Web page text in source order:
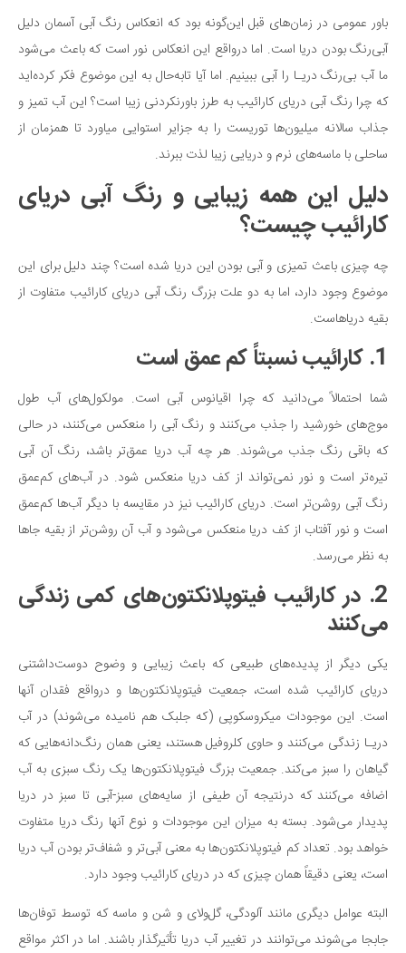
تغذیه سالم
بهداشت
بیماری و درمان
کودک و مادر
ورزش و تندرستی
روانشناسی
مراکز پزشکی و دارویی
فرهنگ و هنر
سینما و تئاتر
تلویزیون
موسیقی
چهره‌ها
عکاسی و هنرهای تجسمی
کتاب و کتاب‌خوانی
تاریخ
معماری
علمی
فناوری‌ها
نجوم و هوا فضا
زمین و محیط زیست
خودرو
سرگرمی
دانستنی‌ها
بازی
طنز
فال
مسابقه
اخبار
باور عمومی در زمان‌های قبل این‌گونه بود که انعکاس رنگ آبی آسمان دلیل
آبی‌رنگ بودن دریا است. اما درواقع این انعکاس نور است که باعث می‌شود
ما آب بی‌رنگ دریـا را آبی ببینیم. اما آیا تابه‌حال به این موضوع فکر کرده‌اید
که چرا رنگ آبی دریای کارائیب به طرز باورنکردنی زیبا است؟ این آب تمیز و
جذاب سالانه میلیون‌ها توریست را به جزایر استوایی میاورد تا همزمان از
ساحلی با ماسه‌های نرم و دریایی زیبا لذت ببرند.
دلیل این همه زیبایی و رنگ آبی دریای
کارائیب چیست؟
چه چیزی باعث تمیزی و آبی بودن این دریا شده است؟ چند دلیل برای این
موضوع وجود دارد، اما به دو علت بزرگ رنگ آبی دریای کارائیب متفاوت از
بقیه دریاهاست.
1. کارائیب نسبتاً کم عمق است
شما احتمالاً می‌دانید که چرا اقیانوس آبی است. مولکول‌های آب طول
موج‌های خورشید را جذب می‌کنند و رنگ آبی را منعکس می‌کنند، در حالی
که باقی رنگ جذب می‌شوند. هر چه آب دریا عمق‌تر باشد، رنگ آن آبی
تیره‌تر است و نور نمی‌تواند از کف دریا منعکس شود. در آب‌های کم‌عمق
رنگ آبی روشن‌تر است. دریای کارائیب نیز در مقایسه با دیگر آب‌ها کم‌عمق
است و نور آفتاب از کف دریا منعکس می‌شود و آب آن روشن‌تر از بقیه جاها
به نظر می‌رسد.
2. در کارائیب فیتوپلانکتون‌های کمی زندگی
می‌کنند
یکی دیگر از پدیده‌های طبیعی که باعث زیبایی و وضوح دوست‌داشتنی
دریای کارائیب شده است، جمعیت فیتوپلانکتون‌ها و درواقع فقدان آنها
است. این موجودات میکروسکوپی (که جلبک هم نامیده می‌شوند) در آب
دریـا زندگی می‌کنند و حاوی کلروفیل هستند، یعنی همان رنگ‌دانه‌هایی که
گیاهان را سبز می‌کند. جمعیت بزرگ فیتوپلانکتون‌ها یک رنگ سبزی به آب
اضافه می‌کنند که درنتیجه آن طیفی از سایه‌های سبز-آبی تا سبز در دریا
پدیدار می‌شود. بسته به میزان این موجودات و نوع آنها رنگ دریا متفاوت
خواهد بود. تعداد کم فیتوپلانکتون‌ها به معنی آبی‌تر و شفاف‌تر بودن آب دریا
است، یعنی دقیقاً همان چیزی که در دریای کارائیب وجود دارد.
البته عوامل دیگری مانند آلودگی، گل‌ولای و شن و ماسه که توسط توفان‌ها
جابجا می‌شوند می‌توانند در تغییر آب دریا تأثیرگذار باشند. اما در اکثر مواقع